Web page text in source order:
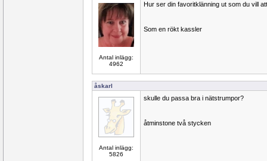
Antal inlägg:
4962
Hur ser din favoritklänning ut som du vill
Som en rökt kassler
åskarl
Antal inlägg:
5826
skulle du passa bra i nätstrumpor?
åtminstone två stycken